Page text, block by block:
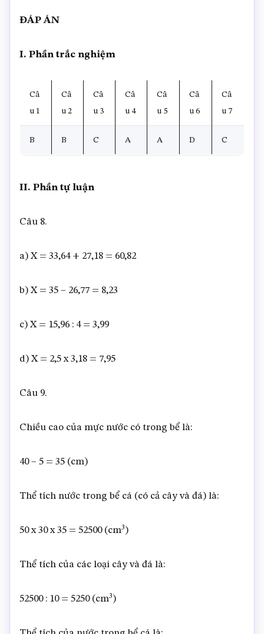
ĐÁP ÁN
I. Phần trắc nghiệm
Câ
u 1
Câ
u 2
Câ
u 3
Câ
u 4
Câ
u 5
Câ
u 6
Câ
u 7
B B C A A D C
II. Phần tự luận
Câu 8.
a) X = 33,64 + 27,18 = 60,82
b) X = 35 – 26,77 = 8,23
c) X = 15,96 : 4 = 3,99
d) X = 2,5 x 3,18 = 7,95
Câu 9.
Chiều cao của mực nước có trong bể là:
40 – 5 = 35 (cm)
Thể tích nước trong bể cá (có cả cây và đá) là:
50 x 30 x 35 = 52500 (cm3)
Thể tích của các loại cây và đá là:
52500 : 10 = 5250 (cm3)